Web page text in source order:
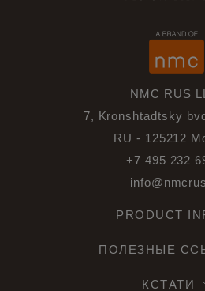
NMC RUS
7, Kronshtadtsky
RU - 125212
+7 495 232
PRODUCT
ПОЛЕЗНЫЕ
КСТАТИ